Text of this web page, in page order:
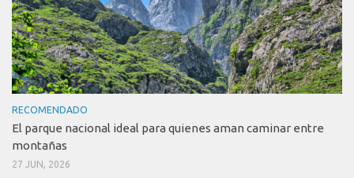
RECOMENDADO
El parque nacional ideal para quienes aman caminar entre
montañas
27 JUN, 2026